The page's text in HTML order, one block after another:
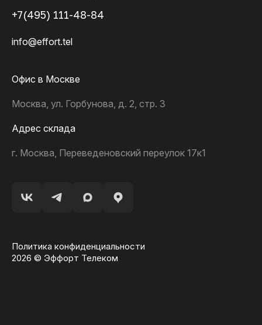
+7(495) 111-48-84
info@effort.tel
Офис в Москве
Москва, ул. Горбунова, д. 2, стр. 3
Адрес склада
г. Москва, Переведеновский переулок 17к1
2026 © Эффорт Телеком
Политика конфиденциальности